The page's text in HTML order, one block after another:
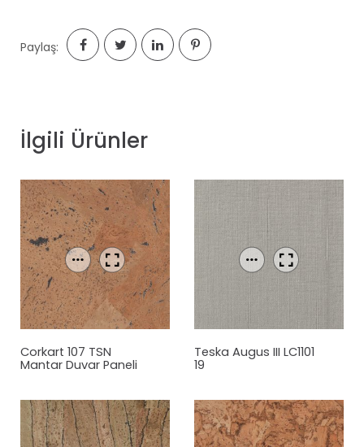
Paylaş:
İlgili Ürünler
Corkart 107 TSN
Mantar Duvar Paneli
Teska Augus III LC1101
19